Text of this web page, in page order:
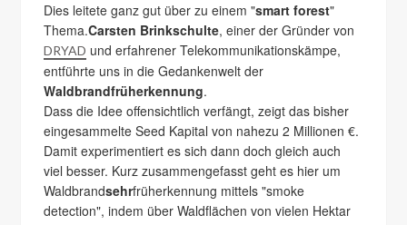
Dies leitete ganz gut über zu einem "smart forest"
Thema.Carsten Brinkschulte, einer der Gründer von
DRYAD und erfahrener Telekommunikationskämpe,
entführte uns in die Gedankenwelt der
Waldbrandfrüherkennung.
Dass die Idee offensichtlich verfängt, zeigt das bisher
eingesammelte Seed Kapital von nahezu 2 Millionen €.
Damit experimentiert es sich dann doch gleich auch
viel besser. Kurz zusammengefasst geht es hier um
Waldbrandsehrfrüherkennung mittels "smoke
detection", indem über Waldflächen von vielen Hektar